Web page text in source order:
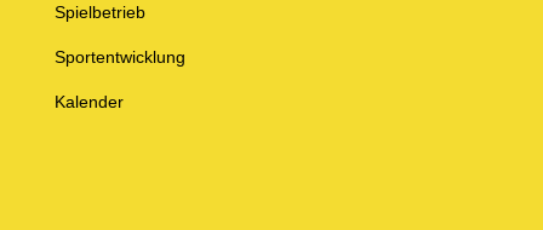
Spielbetrieb
Sportentwicklung
Kalender